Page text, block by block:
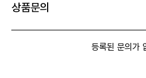
상품문의
등록된 문의가